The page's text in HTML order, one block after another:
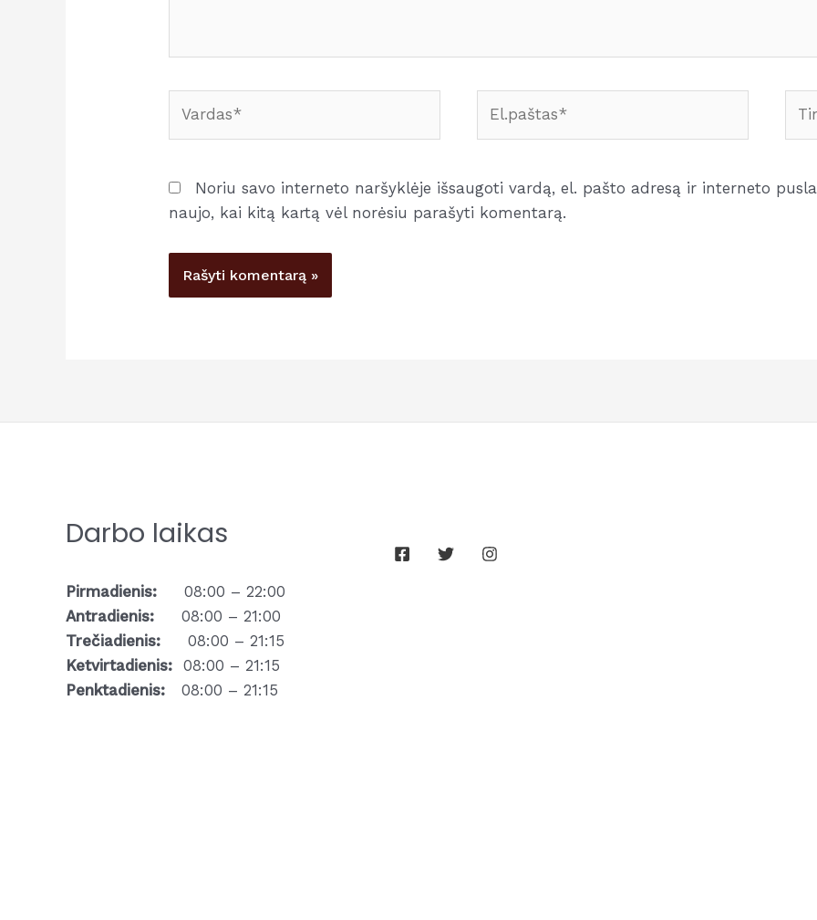
Noriu savo interneto naršyklėje išsaugoti vardą, el. pašto adresą ir interneto
naujo, kai kitą kartą vėl norėsiu parašyti komentarą.
Darbo laikas
Pirmadienis: 08:00 – 22:00
Antradienis: 08:00 – 21:00
Trečiadienis: 08:00 – 21:15
Ketvirtadienis: 08:00 – 21:15
Penktadienis: 08:00 – 21:15